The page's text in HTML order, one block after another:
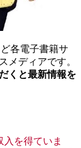
各電子書籍サ
メディアです。
くと最新情報を
入を得ていま